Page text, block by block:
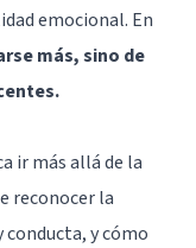
emocional. En
más, sino de
ir más allá de la
reconocer la
y cómo